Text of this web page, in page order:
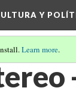
Y
Learn more.